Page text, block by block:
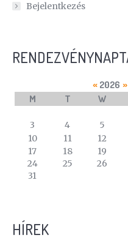
Bejelentkezés
calendar
events
« 2026 »
M T W
3
4 5
10
11 12
17
18 19
24
25 26
31
HÍREK